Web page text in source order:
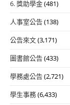
6. 獎助學金(481)
人事室公告(138)
公告來文(3,171)
圖書館公告(433)
學務處公告(2,721)
學生事務(6,433)